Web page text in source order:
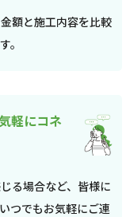
額と施工内容を比較
。
軽にコネ
る場合など、皆様に
つでもお気軽にご連